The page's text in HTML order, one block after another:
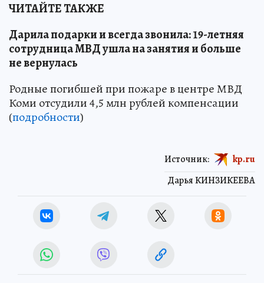
ЧИТАЙТЕ ТАКЖЕ
Дарила подарки и всегда звонила: 19-летняя
сотрудница МВД ушла на занятия и больше
не вернулась
Родные погибшей при пожаре в центре МВД
Коми отсудили 4,5 млн рублей компенсации
(подробности)
Дарья КИНЗИКЕЕВА
Источник: kp.ru